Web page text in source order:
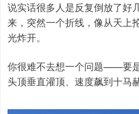
说实话很多人是反复倒放了好
来，突然一个折线，像从天上
光炸开。
你很难不去想一个问题——要
头顶垂直灌顶、速度飙到十马